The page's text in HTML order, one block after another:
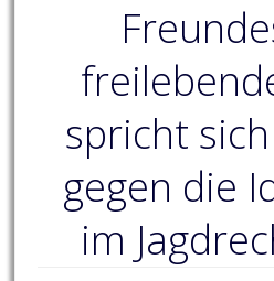
spricht
gegen die
im